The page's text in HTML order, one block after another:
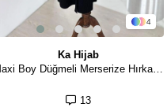
4
Ka Hijab
Maxi Boy Düğmeli Merserize Hırka - Siyah
13